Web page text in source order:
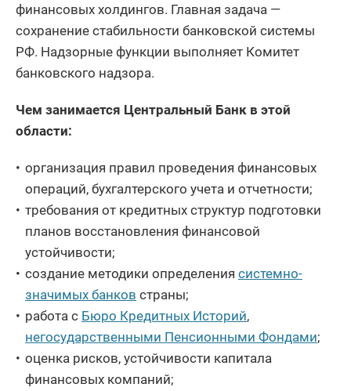
финансовых холдингов. Главная задача —
сохранение стабильности банковской системы
РФ. Надзорные функции выполняет Комитет
банковского надзора.
Чем занимается Центральный Банк в этой
области:
организация правил проведения финансовых
операций, бухгалтерского учета и отчетности;
требования от кредитных структур подготовки
планов восстановления финансовой
устойчивости;
создание методики определения системно-
значимых банков страны;
работа с Бюро Кредитных Историй,
негосударственными Пенсионными Фондами;
оценка рисков, устойчивости капитала
финансовых компаний;